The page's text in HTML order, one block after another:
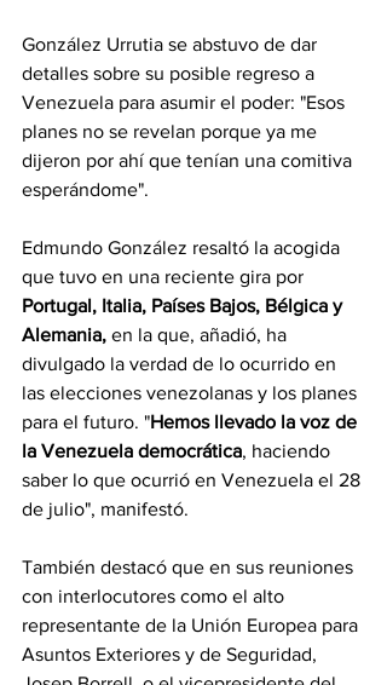
González Urrutia se abstuvo de dar
detalles sobre su posible regreso a
Venezuela para asumir el poder: "Esos
planes no se revelan porque ya me
dijeron por ahí que tenían una comitiva
esperándome".
Edmundo González resaltó la acogida
que tuvo en una reciente gira por
Portugal, Italia, Países Bajos, Bélgica y
Alemania, en la que, añadió, ha
divulgado la verdad de lo ocurrido en
las elecciones venezolanas y los planes
para el futuro. "Hemos llevado la voz de
la Venezuela democrática, haciendo
saber lo que ocurrió en Venezuela el 28
de julio", manifestó.
También destacó que en sus reuniones
con interlocutores como el alto
representante de la Unión Europea para
Asuntos Exteriores y de Seguridad,